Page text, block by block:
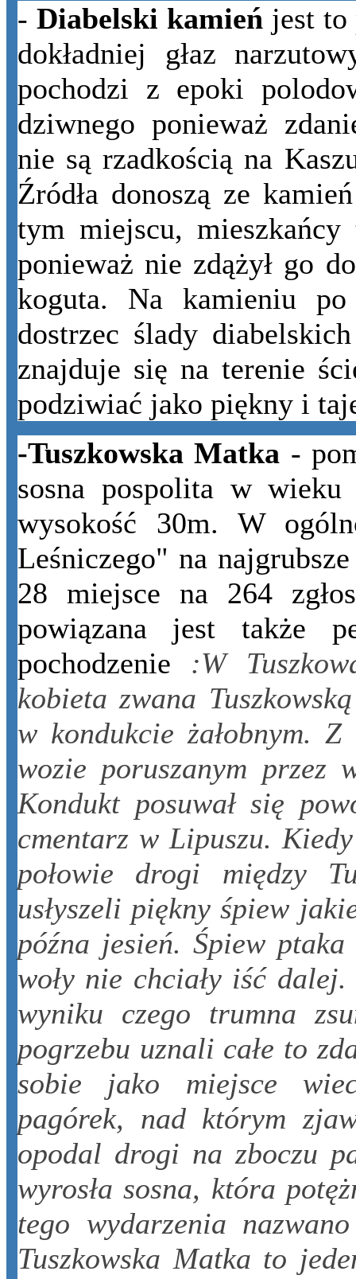
- Diabelski kamieńjest to
dokładniej głaz
pochodzi z epoki
dziwnego ponieważ
nie są rzadkością na
Źródła donoszą ze
tym miejscu, mieszkańcy
ponieważ nie zdążył go
koguta. Na kamieniu
dostrzec ślady
znajduje się na terenie
podziwiać jako piękny i
-Tuszkowska Matka -
sosna pospolita w
wysokość 30m. W
Leśniczego" na
28 miejsce na 264
powiązana jest także
pochodzenie
:W
kobieta zwana
w kondukcie żałobnym.
wozie poruszanym przez
Kondukt posuwał się
cmentarz w Lipuszu.
połowie drogi między
usłyszeli piękny śpiew
późna jesień. Śpiew
woły nie chciały iść dalej.
wyniku czego trumna
pogrzebu uznali całe to
sobie jako miejsce
pagórek, nad którym
opodal drogi na zboczu
wyrosła sosna, która
tego wydarzenia
Tuszkowska Matka to